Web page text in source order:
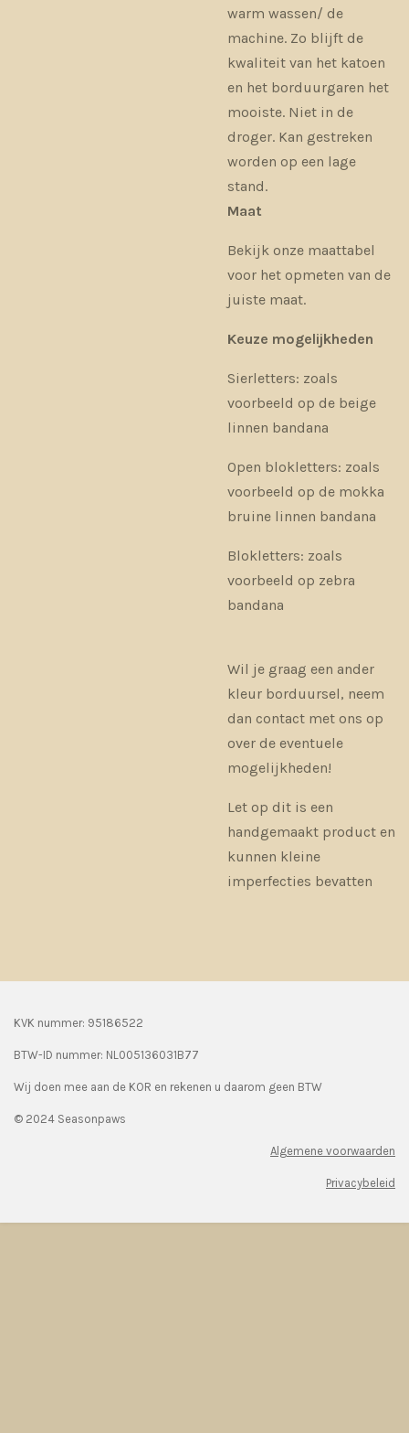
warm wassen/ de
machine. Zo blijft de
kwaliteit van het katoen
en het borduurgaren het
mooiste. Niet in de
droger. Kan gestreken
worden op een lage
stand.
Maat
Bekijk onze maattabel
voor het opmeten van de
juiste maat.
Keuze mogelijkheden
Sierletters: zoals
voorbeeld op de beige
linnen bandana
Open blokletters: zoals
voorbeeld op de mokka
bruine linnen bandana
Blokletters: zoals
voorbeeld op zebra
bandana
Wil je graag een ander
kleur borduursel, neem
dan contact met ons op
over de eventuele
mogelijkheden!
Let op dit is een
handgemaakt product en
kunnen kleine
imperfecties bevatten
KVK nummer: 95186522
BTW-ID nummer: NL005136031B77
Wij doen mee aan de KOR en rekenen u daarom geen BTW
© 2024 Seasonpaws
Algemene voorwaarden
Privacybeleid